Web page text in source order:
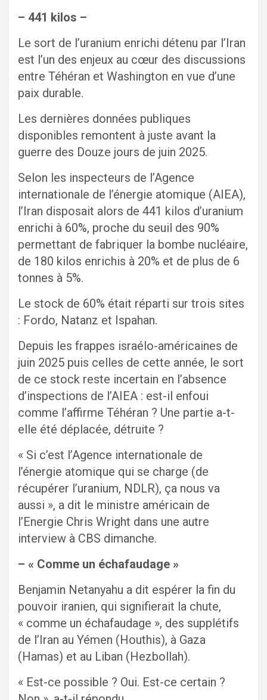
– 441 kilos –
Le sort de l’uranium enrichi détenu par l’Iran
est l’un des enjeux au cœur des discussions
entre Téhéran et Washington en vue d’une
paix durable.
Les dernières données publiques
disponibles remontent à juste avant la
guerre des Douze jours de juin 2025.
Selon les inspecteurs de l’Agence
internationale de l’énergie atomique (AIEA),
l’Iran disposait alors de 441 kilos d’uranium
enrichi à 60%, proche du seuil des 90%
permettant de fabriquer la bombe nucléaire,
de 180 kilos enrichis à 20% et de plus de 6
tonnes à 5%.
Le stock de 60% était réparti sur trois sites
: Fordo, Natanz et Ispahan.
Depuis les frappes israélo-américaines de
juin 2025 puis celles de cette année, le sort
de ce stock reste incertain en l’absence
d’inspections de l’AIEA : est-il enfoui
comme l’affirme Téhéran ? Une partie a-t-
elle été déplacée, détruite ?
« Si c’est l’Agence internationale de
l’énergie atomique qui se charge (de
récupérer l’uranium, NDLR), ça nous va
aussi », a dit le ministre américain de
l’Energie Chris Wright dans une autre
interview à CBS dimanche.
– « Comme un échafaudage »
Benjamin Netanyahu a dit espérer la fin du
pouvoir iranien, qui signifierait la chute,
« comme un échafaudage », des supplétifs
de l’Iran au Yémen (Houthis), à Gaza
(Hamas) et au Liban (Hezbollah).
« Est-ce possible ? Oui. Est-ce certain ?